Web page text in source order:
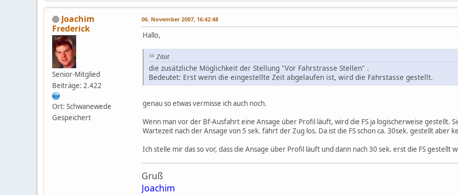
Joachim
Frederick
Senior-Mitglied
Beiträge: 2.422
Ort: Schwanewede
Gespeichert
06. November 2007, 16:42:48
Hallo,
Zitat
die zusätzliche Möglichkeit der Stellung "Vor Fahrstrasse Stellen" .
Bedeutet: Erst wenn die eingestellte Zeit abgelaufen ist, wird die Fahrstasse gestellt.
genau so etwas vermisse ich auch noch.
Wenn man vor der Bf-Ausfahrt eine Ansage über Profil läuft, wird die FS ja logischerweise gestellt.
Wartezeit nach der Ansage von 5 sek. fährt der Zug los. Da ist die FS schon ca. 30sek. gestellt aber
Ich stelle mir das so vor, dass die Ansage über Profil läuft und dann nach 30 sek. erst die FS gestellt
Gruß
Joachim